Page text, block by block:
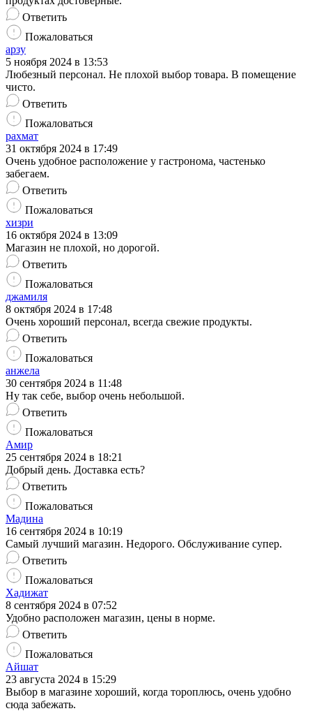
Ответить
Пожаловаться
арзу
5 ноября 2024 в 13:53
Любезный персонал. Не плохой выбор товара. В помещение
чисто.
Ответить
Пожаловаться
рахмат
31 октября 2024 в 17:49
Очень удобное расположение у гастронома, частенько
забегаем.
Ответить
Пожаловаться
хизри
16 октября 2024 в 13:09
Магазин не плохой, но дорогой.
Ответить
Пожаловаться
джамиля
8 октября 2024 в 17:48
Очень хороший персонал, всегда свежие продукты.
Ответить
Пожаловаться
анжела
30 сентября 2024 в 11:48
Ну так себе, выбор очень небольшой.
Ответить
Пожаловаться
Амир
25 сентября 2024 в 18:21
Добрый день. Доставка есть?
Ответить
Пожаловаться
Мадина
16 сентября 2024 в 10:19
Самый лучший магазин. Недорого. Обслуживание супер.
Ответить
Пожаловаться
Хадижат
8 сентября 2024 в 07:52
Удобно расположен магазин, цены в норме.
Ответить
Пожаловаться
Айшат
23 августа 2024 в 15:29
Выбор в магазине хороший, когда тороплюсь, очень удобно
сюда забежать.